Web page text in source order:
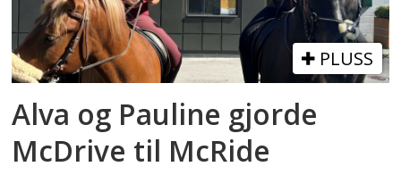
PLUSS
Alva og Pauline gjorde
McDrive til McRide